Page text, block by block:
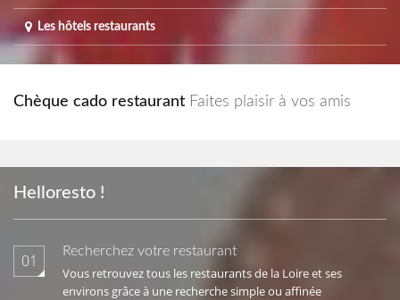
Les hôtels restaurants
Chèque cado restaurant Faites plaisir à vos amis
Helloresto !
01 Recherchez votre restaurant
Vous retrouvez tous les restaurants de la Loire et ses
environs grâce à une recherche simple ou affinée